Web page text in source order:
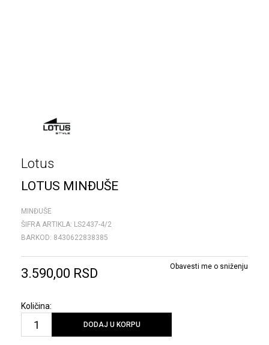
Lotus
LOTUS MINĐUŠE
MINĐUŠE
ŠIFRA ARTIKLA: LS2437-4/2
BARKOD: 8430622838385
3.590,00 RSD Obavesti me o sniženju
Količina:
DODAJ U KORPU